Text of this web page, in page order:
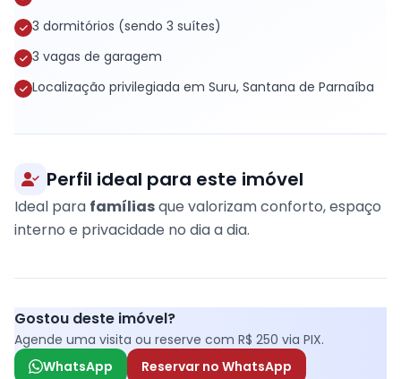
3 dormitórios (sendo 3 suítes)
3 vagas de garagem
Localização privilegiada em Suru, Santana de Parnaíba
Perfil ideal para este imóvel
Ideal para famíliasque valorizam conforto, espaço
interno e privacidade no dia a dia.
Gostou deste imóvel?
Agende uma visita ou reserve com R$ 250 via PIX.
WhatsApp
Reservar no WhatsApp